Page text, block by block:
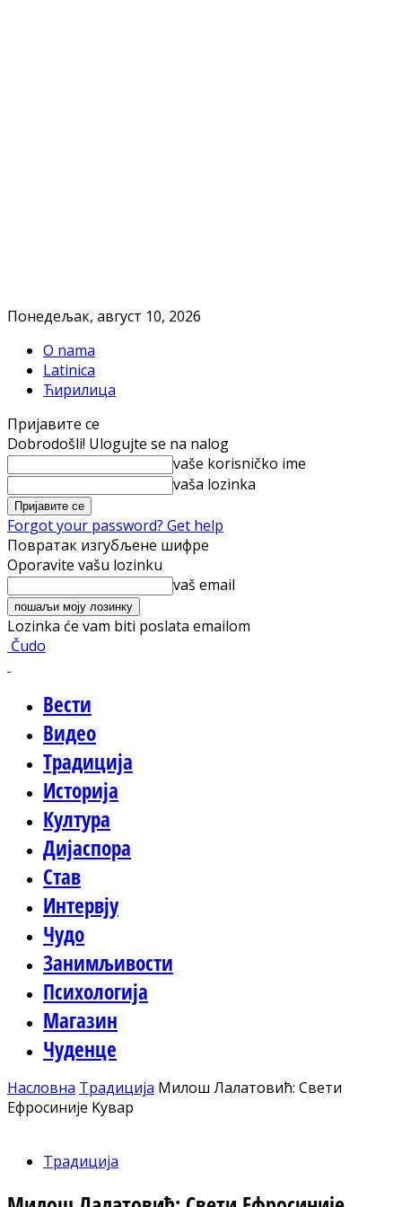
Понедељак, август 10, 2026
O nama
Latinica
Ћирилица
Пријавите се
Dobrodošli! Ulogujte se na nalog
vaše korisničko ime
vaša lozinka
Forgot your password? Get help
Повратак изгубљене шифре
Oporavite vašu lozinku
vaš email
Lozinka će vam biti poslata emailom
Čudo
Вести
Видео
Традиција
Историја
Култура
Дијаспора
Став
Интервју
Чудо
Занимљивости
Психологија
Магазин
Чуденце
Насловна Традиција Милош Лалатовић: Свети
Ефросиније Kувар
Традиција